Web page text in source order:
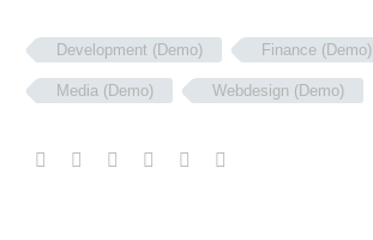
Development (Demo) Finance (Demo)
Media (Demo) Webdesign (Demo)